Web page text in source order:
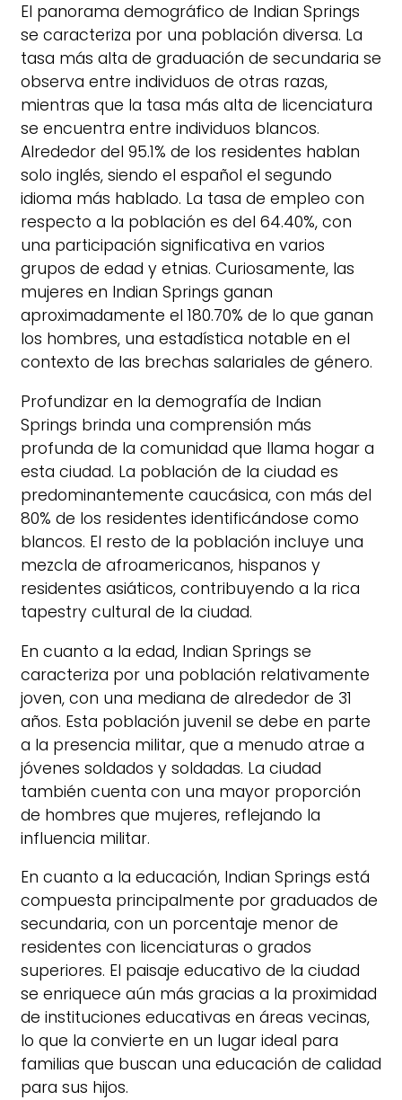
El panorama demográfico de Indian Springs
se caracteriza por una población diversa. La
tasa más alta de graduación de secundaria se
observa entre individuos de otras razas,
mientras que la tasa más alta de licenciatura
se encuentra entre individuos blancos.
Alrededor del 95.1% de los residentes hablan
solo inglés, siendo el español el segundo
idioma más hablado. La tasa de empleo con
respecto a la población es del 64.40%, con
una participación significativa en varios
grupos de edad y etnias. Curiosamente, las
mujeres en Indian Springs ganan
aproximadamente el 180.70% de lo que ganan
los hombres, una estadística notable en el
contexto de las brechas salariales de género.
Profundizar en la demografía de Indian
Springs brinda una comprensión más
profunda de la comunidad que llama hogar a
esta ciudad. La población de la ciudad es
predominantemente caucásica, con más del
80% de los residentes identificándose como
blancos. El resto de la población incluye una
mezcla de afroamericanos, hispanos y
residentes asiáticos, contribuyendo a la rica
tapestry cultural de la ciudad.
En cuanto a la edad, Indian Springs se
caracteriza por una población relativamente
joven, con una mediana de alrededor de 31
años. Esta población juvenil se debe en parte
a la presencia militar, que a menudo atrae a
jóvenes soldados y soldadas. La ciudad
también cuenta con una mayor proporción
de hombres que mujeres, reflejando la
influencia militar.
En cuanto a la educación, Indian Springs está
compuesta principalmente por graduados de
secundaria, con un porcentaje menor de
residentes con licenciaturas o grados
superiores. El paisaje educativo de la ciudad
se enriquece aún más gracias a la proximidad
de instituciones educativas en áreas vecinas,
lo que la convierte en un lugar ideal para
familias que buscan una educación de calidad
para sus hijos.